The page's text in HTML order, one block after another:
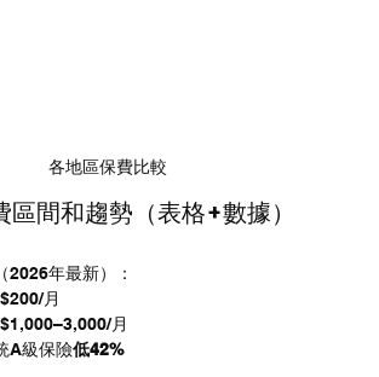
各地區保費比較
區間和趨勢（表格+數據）
（2026年最新）：
月
月
A級保險低42%